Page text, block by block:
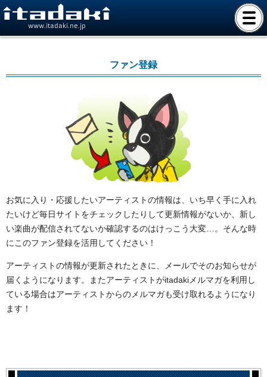
www.itadaki.ne.jp
ファン登録
お気に入り・応援したいアーティストの情報は、いち早く手に入れ
たいけど毎日サイトをチェックしたりして更新情報がないか、新し
い楽曲が配信されてないか確認するのはけっこう大変…。そんな時
にこのファン登録を活用してください！
アーティストの情報が更新されたときに、メールでそのお知らせが
届くようになります。またアーティストがitadakiメルマガを利用し
ている場合はアーティストからのメルマガも受け取れるようになり
ます！